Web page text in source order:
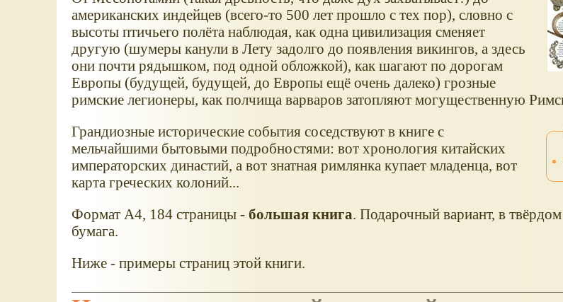
американских индейцев (всего-то 500 лет прошло с тех пор), словно с
высоты птичьего полёта наблюдая, как одна цивилизация сменяет
другую (шумеры канули в Лету задолго до появления викингов, а здесь
они почти рядышком, под одной обложкой), как шагают по дорогам
Европы (будущей, будущей, до Европы ещё очень далеко) грозные
римские легионеры, как полчища варваров затопляют могущественную
Грандиозные исторические события соседствуют в книге с
мельчайшими бытовыми подробностями: вот хронология китайских
императорских династий, а вот знатная римлянка купает младенца, вот
карта греческих колоний...
Формат А4, 184 страницы - большая книга. Подарочный вариант, в
бумага.
Ниже - примеры страниц этой книги.